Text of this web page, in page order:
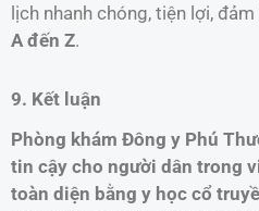
lịch nhanh chóng, tiện lợi,
A đến Z.
9. Kết luận
Phòng khám Đông y Phú
tin cậy cho người dân trong
toàn diện bằng y học cổ